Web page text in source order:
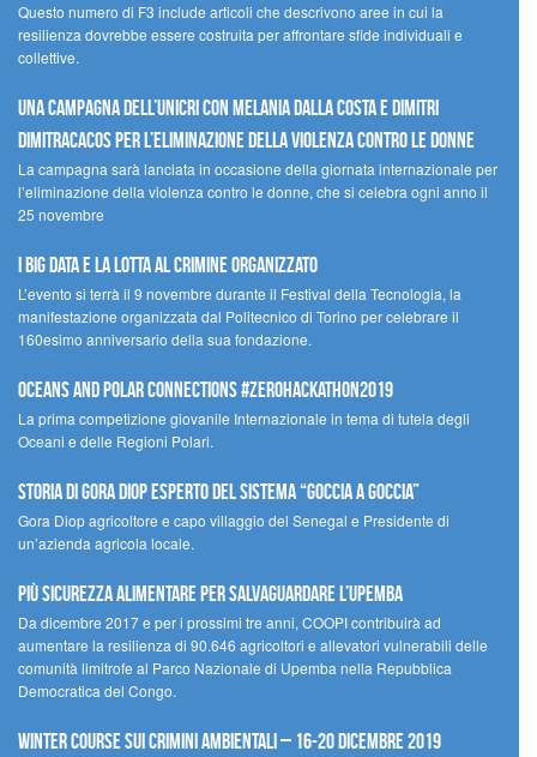
Questo numero di F3 include articoli che descrivono aree in cui la
resilienza dovrebbe essere costruita per affrontare sfide individuali e
collettive.
Una campagna dell’UNICRI con Melania Dalla Costa e Dimitri
Dimitracacos per l’eliminazione della violenza contro le donne
La campagna sarà lanciata in occasione della giornata internazionale per
l’eliminazione della violenza contro le donne, che si celebra ogni anno il
25 novembre
I Big Data e la lotta al crimine organizzato
L’evento si terrà il 9 novembre durante il Festival della Tecnologia, la
manifestazione organizzata dal Politecnico di Torino per celebrare il
160esimo anniversario della sua fondazione.
Oceans and Polar Connections #ZEROHackathon2019
La prima competizione giovanile Internazionale in tema di tutela degli
Oceani e delle Regioni Polari.
STORIA DI GORA DIOP ESPERTO DEL SISTEMA “GOCCIA A GOCCIA”
Gora Diop agricoltore e capo villaggio del Senegal e Presidente di
un’azienda agricola locale.
Più sicurezza alimentare per salvaguardare l’Upemba
Da dicembre 2017 e per i prossimi tre anni, COOPI contribuirà ad
aumentare la resilienza di 90.646 agricoltori e allevatori vulnerabili delle
comunità limitrofe al Parco Nazionale di Upemba nella Repubblica
Democratica del Congo.
Winter Course sui Crimini Ambientali – 16-20 Dicembre 2019